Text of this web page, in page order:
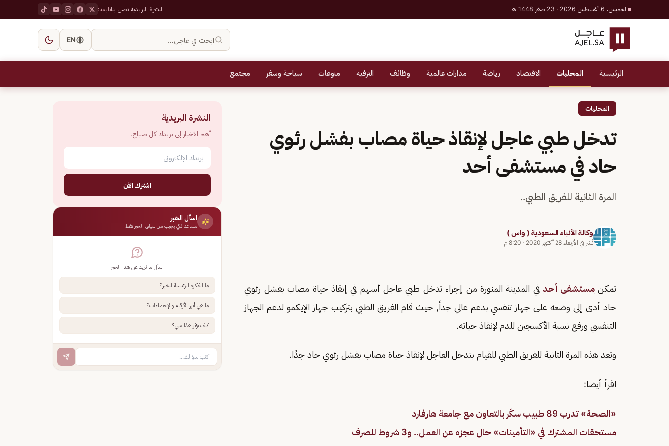
الخميس، 6 أغسطس 2026 · 23 صفر 1448 هـ النشرة البريديةاتصل بناتابعنا:
ابحث في عاجل… EN
الرئيسية المحليات الاقتصاد رياضة مدارات عالمية وظائف الترفيه منوعات سياحة وسفر مجتمع
المحليات
تدخل طبي عاجل لإنقاذ حياة مصاب بفشل رئوي
حاد في مستشفى أحد
المرة الثانية للفريق الطبي..
وكالة الأنباء السعودية ( واس )
نُشر في الأربعاء 28 أكتوبر 2020 · 8:20 م
تمكنمستشفى أحد في المدينة المنورة من إجراء تدخل طبي عاجل أسهم في إنقاذ حياة مصاب بفشل رئوي
حاد أدى إلى وضعه على جهاز تنفسي بدعم عالي جداً, حيث قام الفريق الطبي بتركيب جهاز الإيكمو لدعم الجهاز
التنفسي ورفع نسبة الأكسجين للدم لإنقاذ حياته.
وتعد هذه المرة الثانية للفريق الطبي للقيام بتدخل العاجل لإنقاذ حياة مصاب بفشل رئوي حاد جدًا.
اقرأ أيضا:
«الصحة» تدرب 89 طبيب سكّر بالتعاون مع جامعة هارفارد
مستحقات المشترك في «التأمينات» حال عجزه عن العمل.. و3 شروط للصرف
النشرة البريدية
أهم الأخبار إلى بريدك كل صباح.
اشترك الآن
اسأل الخبر
مساعد ذكي يجيب من سياق الخبر فقط
اسأل ما تريد عن هذا الخبر
ما الفكرة الرئيسية للخبر؟
ما هي أبرز الأرقام والإحصاءات؟
كيف يؤثر هذا علي؟